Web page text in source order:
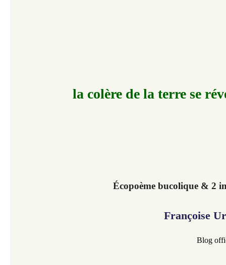
la colère de la terre se
Écopoème bucolique & 2
Françoise
Blog